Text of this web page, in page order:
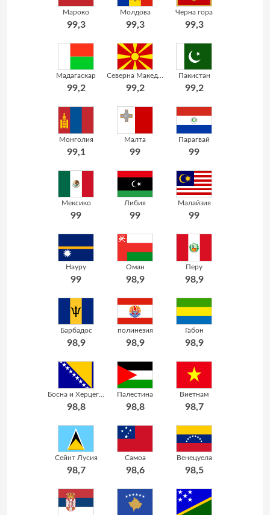
Мароко
99,3
Молдова
99,3
Черна гора
99,3
Мадагаскар
99,2 99,2
Пакистан
99,2
Монголия
99,1
Малта
99
Парагвай
99
Мексико
99
Либия
99
Малайзия
99
Науру
99
Оман
98,9
Перу
98,9
Барбадос
98,9
полинезия
98,9
Габон
98,9
98,8
Палестина
98,8
Виетнам
98,7
Сейнт Лусия
98,7
Самоа
98,6
Венецуела
98,5